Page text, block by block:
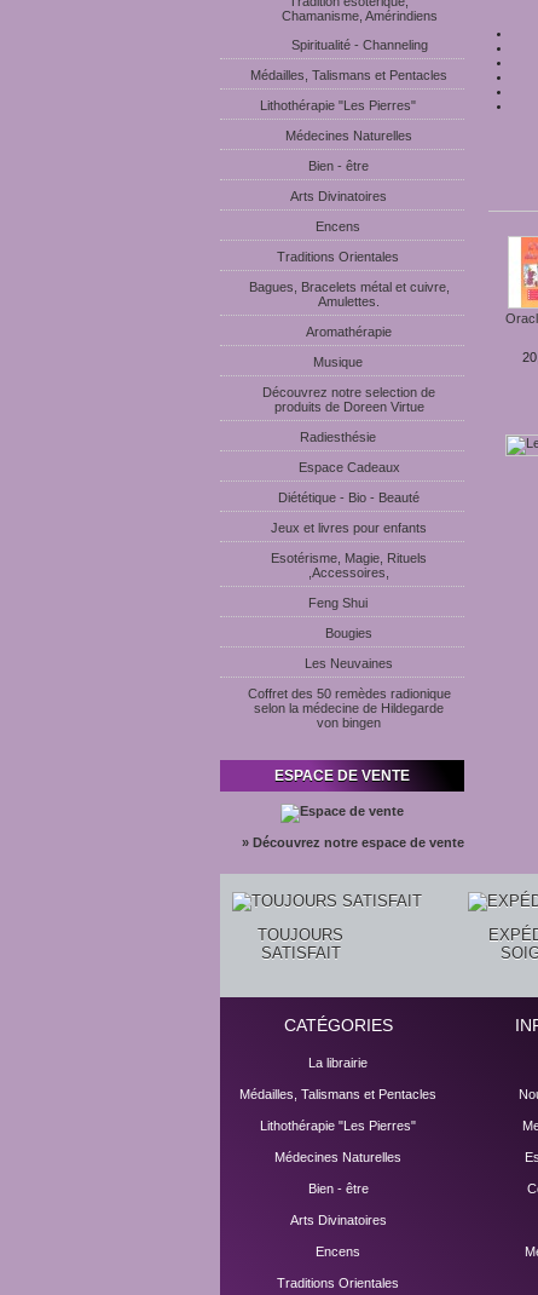
Chamanisme, Amérindiens
Spiritualité - Channeling
Médailles, Talismans et Pentacles
Lithothérapie "Les Pierres"
Médecines Naturelles
Bien - être
Arts Divinatoires
Encens
Traditions Orientales
Bagues, Bracelets métal et cuivre,
Amulettes.
Aromathérapie
Musique
Découvrez notre selection de
produits de Doreen Virtue
Radiesthésie
Espace Cadeaux
Diététique - Bio - Beauté
Jeux et livres pour enfants
Esotérisme, Magie, Rituels
,Accessoires,
Feng Shui
Bougies
Les Neuvaines
Coffret des 50 remèdes radionique
selon la médecine de Hildegarde
von bingen
ESPACE DE VENTE
» Découvrez notre espace de vente
TOUJOURS
SATISFAIT
CATÉGORIES
La librairie
Médailles, Talismans et Pentacles
Lithothérapie "Les Pierres"
Médecines Naturelles
Bien - être
Arts Divinatoires
Encens
Traditions Orientales